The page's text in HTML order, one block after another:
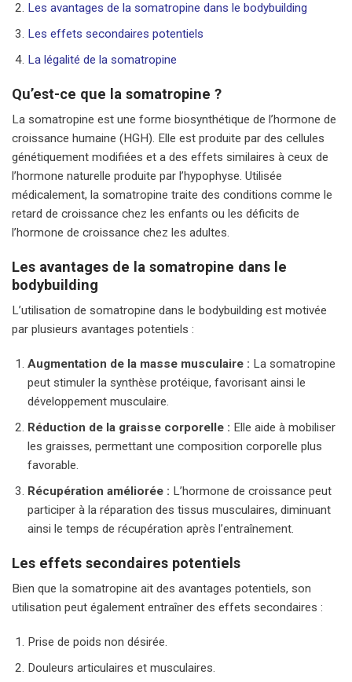
Les avantages de la somatropine dans le bodybuilding
Les effets secondaires potentiels
La légalité de la somatropine
Qu’est-ce que la somatropine ?
La somatropine est une forme biosynthétique de l’hormone de
croissance humaine (HGH). Elle est produite par des cellules
génétiquement modifiées et a des effets similaires à ceux de
l’hormone naturelle produite par l’hypophyse. Utilisée
médicalement, la somatropine traite des conditions comme le
retard de croissance chez les enfants ou les déficits de
l’hormone de croissance chez les adultes.
Les avantages de la somatropine dans le
bodybuilding
L’utilisation de somatropine dans le bodybuilding est motivée
par plusieurs avantages potentiels :
Augmentation de la masse musculaire : La somatropine
peut stimuler la synthèse protéique, favorisant ainsi le
développement musculaire.
Réduction de la graisse corporelle : Elle aide à mobiliser
les graisses, permettant une composition corporelle plus
favorable.
Récupération améliorée : L’hormone de croissance peut
participer à la réparation des tissus musculaires, diminuant
ainsi le temps de récupération après l’entraînement.
Les effets secondaires potentiels
Bien que la somatropine ait des avantages potentiels, son
utilisation peut également entraîner des effets secondaires :
Prise de poids non désirée.
Douleurs articulaires et musculaires.